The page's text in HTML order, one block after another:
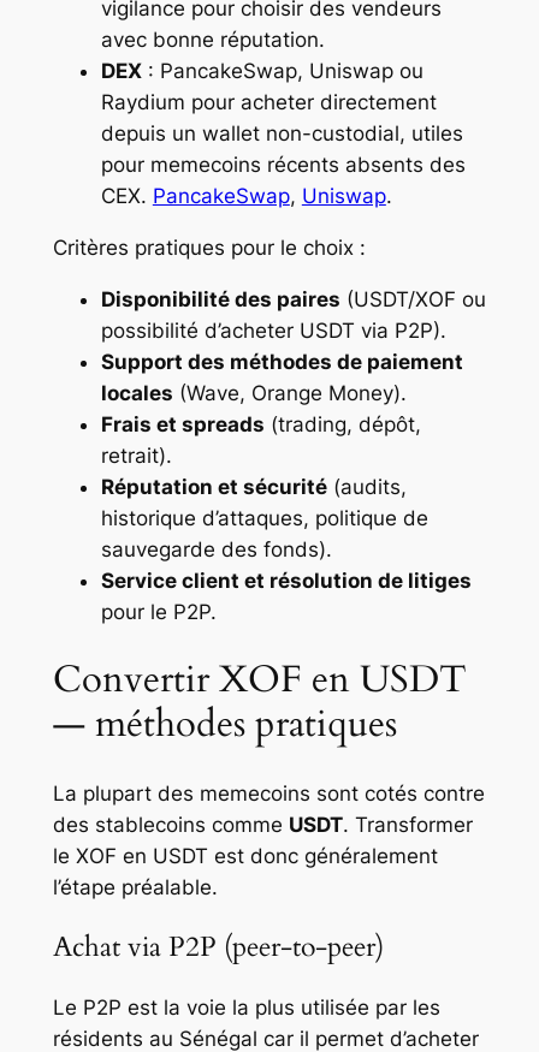
vigilance pour choisir des vendeurs
avec bonne réputation.
DEX: PancakeSwap, Uniswap ou
Raydium pour acheter directement
depuis un wallet non-custodial, utiles
pour memecoins récents absents des
CEX. PancakeSwap, Uniswap.
Critères pratiques pour le choix :
Disponibilité des paires (USDT/XOF ou
possibilité d’acheter USDT via P2P).
Support des méthodes de paiement
locales (Wave, Orange Money).
Frais et spreads (trading, dépôt,
retrait).
Réputation et sécurité(audits,
historique d’attaques, politique de
sauvegarde des fonds).
Service client et résolution de litiges
pour le P2P.
Convertir XOF en USDT
— méthodes pratiques
La plupart des memecoins sont cotés contre
des stablecoins comme USDT. Transformer
le XOF en USDT est donc généralement
l’étape préalable.
Achat via P2P (peer-to-peer)
Le P2P est la voie la plus utilisée par les
résidents au Sénégal car il permet d’acheter